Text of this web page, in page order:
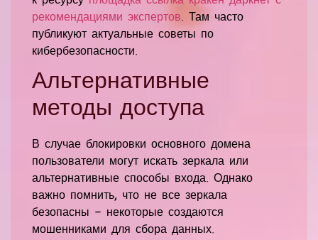
рекомендациями экспертов. Там часто
публикуют актуальные советы по
кибербезопасности.
Альтернативные
методы доступа
В случае блокировки основного домена
пользователи могут искать зеркала или
альтернативные способы входа. Однако
важно помнить, что не все зеркала
безопасны — некоторые создаются
мошенниками для сбора данных.